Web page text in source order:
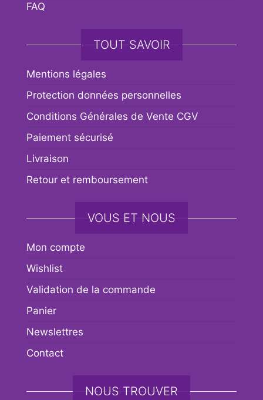
FAQ
TOUT SAVOIR
Mentions légales
Protection données personnelles
Conditions Générales de Vente CGV
Paiement sécurisé
Livraison
Retour et remboursement
VOUS ET NOUS
Mon compte
Wishlist
Validation de la commande
Panier
Newslettres
Contact
NOUS TROUVER